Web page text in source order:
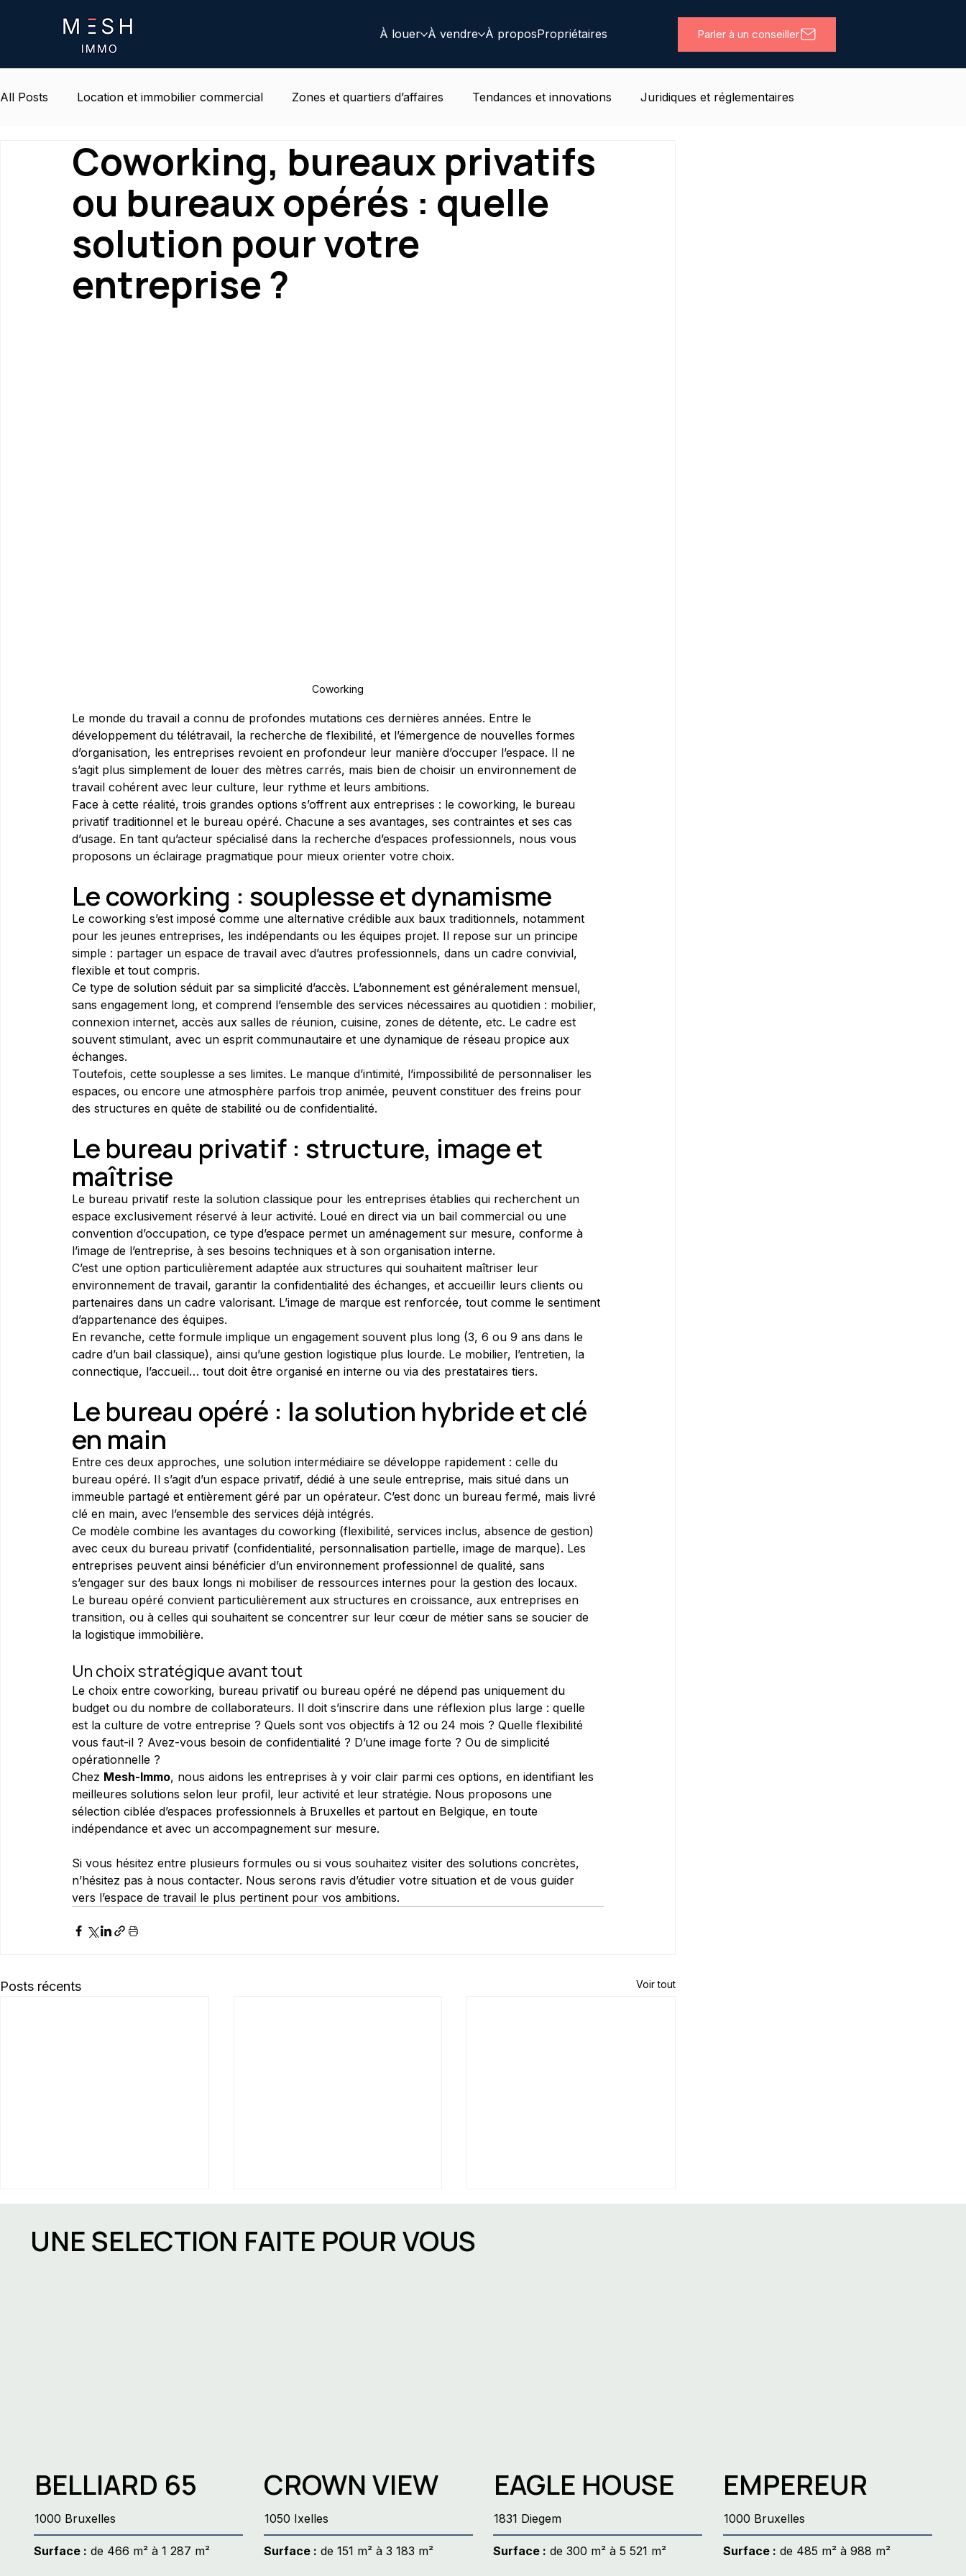
À louer À vendre À proposPropriétaires Parler à un conseiller
All Posts Location et immobilier commercial Zones et quartiers d’affaires Tendances et innovations Juridiques et réglementaires
Certifications et Normes ESG Vie et environnement au travail Actualités immobilières Belge
Coworking, bureaux privatifs
ou bureaux opérés : quelle
solution pour votre
entreprise ?
Coworking
Le monde du travail a connu de profondes mutations ces dernières années. Entre le
développement du télétravail, la recherche de flexibilité, et l’émergence de nouvelles formes
d’organisation, les entreprises revoient en profondeur leur manière d’occuper l’espace. Il ne
s’agit plus simplement de louer des mètres carrés, mais bien de choisir un environnement de
travail cohérent avec leur culture, leur rythme et leurs ambitions.
Face à cette réalité, trois grandes options s’offrent aux entreprises : le coworking, le bureau
privatif traditionnel et le bureau opéré. Chacune a ses avantages, ses contraintes et ses cas
d’usage. En tant qu’acteur spécialisé dans la recherche d’espaces professionnels, nous vous
proposons un éclairage pragmatique pour mieux orienter votre choix.
Le coworking : souplesse et dynamisme
Le coworking s’est imposé comme une alternative crédible aux baux traditionnels, notamment
pour les jeunes entreprises, les indépendants ou les équipes projet. Il repose sur un principe
simple : partager un espace de travail avec d’autres professionnels, dans un cadre convivial,
flexible et tout compris.
Ce type de solution séduit par sa simplicité d’accès. L’abonnement est généralement mensuel,
sans engagement long, et comprend l’ensemble des services nécessaires au quotidien : mobilier,
connexion internet, accès aux salles de réunion, cuisine, zones de détente, etc. Le cadre est
souvent stimulant, avec un esprit communautaire et une dynamique de réseau propice aux
échanges.
Toutefois, cette souplesse a ses limites. Le manque d’intimité, l’impossibilité de personnaliser les
espaces, ou encore une atmosphère parfois trop animée, peuvent constituer des freins pour
des structures en quête de stabilité ou de confidentialité.
Le bureau privatif : structure, image et
maîtrise
Le bureau privatif reste la solution classique pour les entreprises établies qui recherchent un
espace exclusivement réservé à leur activité. Loué en direct via un bail commercial ou une
convention d’occupation, ce type d’espace permet un aménagement sur mesure, conforme à
l’image de l’entreprise, à ses besoins techniques et à son organisation interne.
C’est une option particulièrement adaptée aux structures qui souhaitent maîtriser leur
environnement de travail, garantir la confidentialité des échanges, et accueillir leurs clients ou
partenaires dans un cadre valorisant. L’image de marque est renforcée, tout comme le sentiment
d’appartenance des équipes.
En revanche, cette formule implique un engagement souvent plus long (3, 6 ou 9 ans dans le
cadre d’un bail classique), ainsi qu’une gestion logistique plus lourde. Le mobilier, l’entretien, la
connectique, l’accueil… tout doit être organisé en interne ou via des prestataires tiers.
Le bureau opéré : la solution hybride et clé
en main
Entre ces deux approches, une solution intermédiaire se développe rapidement : celle du
bureau opéré. Il s’agit d’un espace privatif, dédié à une seule entreprise, mais situé dans un
immeuble partagé et entièrement géré par un opérateur. C’est donc un bureau fermé, mais livré
clé en main, avec l’ensemble des services déjà intégrés.
Ce modèle combine les avantages du coworking (flexibilité, services inclus, absence de gestion)
avec ceux du bureau privatif (confidentialité, personnalisation partielle, image de marque). Les
entreprises peuvent ainsi bénéficier d’un environnement professionnel de qualité, sans
s’engager sur des baux longs ni mobiliser de ressources internes pour la gestion des locaux.
Le bureau opéré convient particulièrement aux structures en croissance, aux entreprises en
transition, ou à celles qui souhaitent se concentrer sur leur cœur de métier sans se soucier de
la logistique immobilière.
Un choix stratégique avant tout
Le choix entre coworking, bureau privatif ou bureau opéré ne dépend pas uniquement du
budget ou du nombre de collaborateurs. Il doit s’inscrire dans une réflexion plus large : quelle
est la culture de votre entreprise ? Quels sont vos objectifs à 12 ou 24 mois ? Quelle flexibilité
vous faut-il ? Avez-vous besoin de confidentialité ? D’une image forte ? Ou de simplicité
opérationnelle ?
Chez Mesh-Immo, nous aidons les entreprises à y voir clair parmi ces options, en identifiant les
meilleures solutions selon leur profil, leur activité et leur stratégie. Nous proposons une
sélection ciblée d’espaces professionnels à Bruxelles et partout en Belgique, en toute
indépendance et avec un accompagnement sur mesure.
Si vous hésitez entre plusieurs formules ou si vous souhaitez visiter des solutions concrètes,
n’hésitez pas à nous contacter. Nous serons ravis d’étudier votre situation et de vous guider
vers l’espace de travail le plus pertinent pour vos ambitions.
Posts récents Voir tout
UNE SELECTION FAITE POUR VOUS
BELLIARD 65
1000 Bruxelles
Surface : de 466 m² à 1 287 m²
CROWN VIEW
1050 Ixelles
Surface : de 151 m² à 3 183 m²
EAGLE HOUSE
1831 Diegem
Surface : de 300 m² à 5 521 m²
EMPEREUR
1000 Bruxelles
Surface : de 485 m² à 988 m²